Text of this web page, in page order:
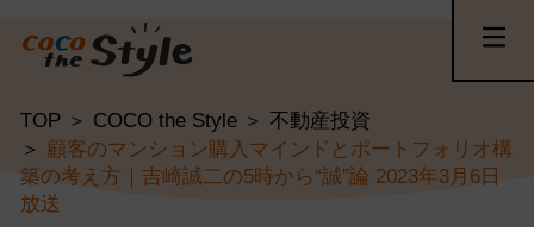
TOP COCO the Style
不動産投資
顧客のマンション購入マインドとポートフォリオ構
築の考え方｜吉崎誠二の5時から“誠”論 2023年3月6日
放送